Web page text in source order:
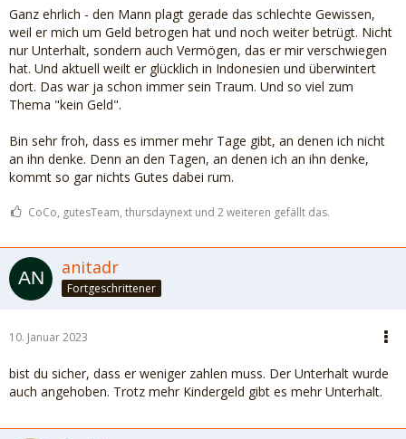
Ganz ehrlich - den Mann plagt gerade das schlechte Gewissen,
weil er mich um Geld betrogen hat und noch weiter betrügt. Nicht
nur Unterhalt, sondern auch Vermögen, das er mir verschwiegen
hat. Und aktuell weilt er glücklich in Indonesien und überwintert
dort. Das war ja schon immer sein Traum. Und so viel zum
Thema "kein Geld".
Bin sehr froh, dass es immer mehr Tage gibt, an denen ich nicht
an ihn denke. Denn an den Tagen, an denen ich an ihn denke,
kommt so gar nichts Gutes dabei rum.
CoCo, gutesTeam, thursdaynext und 2 weiteren gefällt das.
anitadr
Fortgeschrittener
10. Januar 2023
bist du sicher, dass er weniger zahlen muss. Der Unterhalt wurde
auch angehoben. Trotz mehr Kindergeld gibt es mehr Unterhalt.